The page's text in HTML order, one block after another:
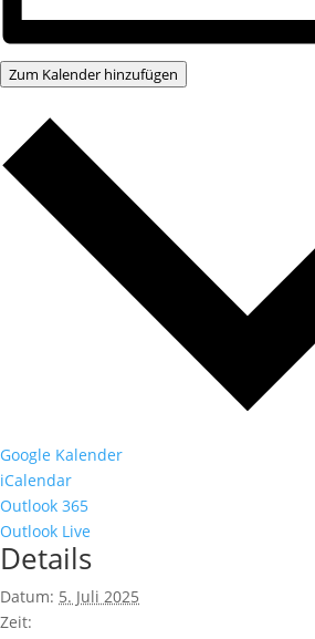
Zum Kalender hinzufügen
Google Kalender
iCalendar
Outlook 365
Outlook Live
Details
Datum: 5. Juli 2025
Zeit: